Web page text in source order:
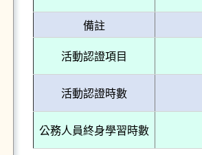
備註
活動認證項目
活動認證時數
公務人員終身學習時數